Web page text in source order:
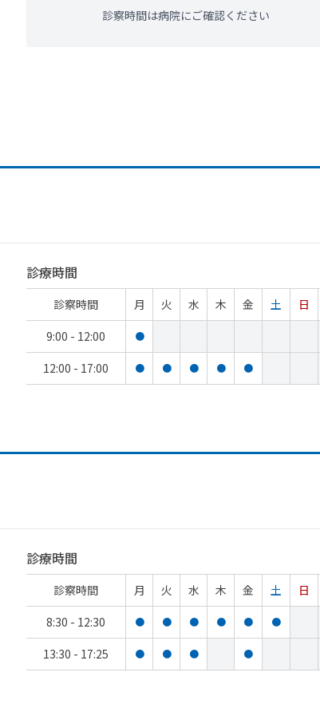
診察時間は病院にご確認ください
診療時間
診察時間 月 火 水 木 金 土
日
9:00 - 12:00
●
12:00 - 17:00 ● ● ● ● ●
診療時間
診察時間 月 火 水 木 金 土
日
8:30 - 12:30
● ● ● ● ● ●
13:30 - 17:25 ● ● ● ●